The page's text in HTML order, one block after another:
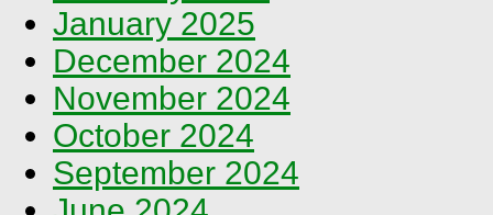
January 2025
December 2024
November 2024
October 2024
September 2024